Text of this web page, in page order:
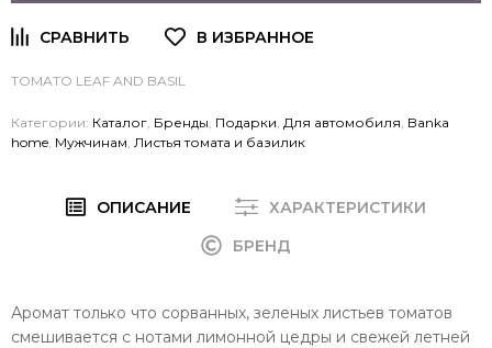
TOMATO LEAF AND BASIL
Категории: Каталог Бренды Подарки Для автомобиля Banka
home Мужчинам Листья томата и базилик
ОПИСАНИЕ
ХАРАКТЕРИСТИКИ
БРЕНД
Аромат только что сорванных, зеленых листьев томатов
смешивается с нотами лимонной цедры и свежей летней